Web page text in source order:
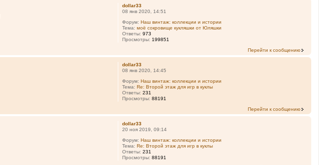
dollar33
08 янв 2020, 14:51
Форум:Наш винтаж: коллекции и истории
Тема:моё сокровище кукляшки от Юляшки
Ответы:973
Просмотры: 199851
Перейти к сообщению
dollar33
08 янв 2020, 14:45
Форум:Наш винтаж: коллекции и истории
Тема:Re: Второй этаж для игр в куклы
Ответы:231
Просмотры:88191
Перейти к сообщению
dollar33
20 ноя 2019, 09:14
Форум:Наш винтаж: коллекции и истории
Тема:Re: Второй этаж для игр в куклы
Ответы:231
Просмотры:88191